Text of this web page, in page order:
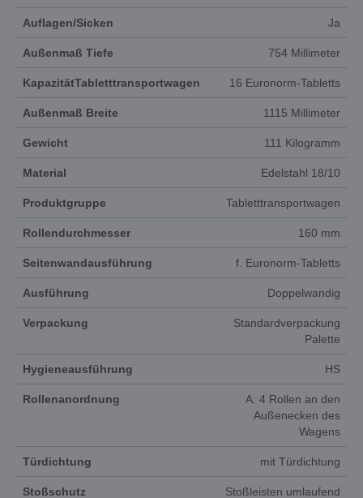
Auflagen/Sicken Ja
Außenmaß Tiefe 754 Millimeter
KapazitätTabletttransportwagen 16 Euronorm-Tabletts
Außenmaß Breite 1115 Millimeter
Gewicht 111 Kilogramm
Material Edelstahl 18/10
Produktgruppe Tabletttransportwagen
Rollendurchmesser 160 mm
Seitenwandausführung f. Euronorm-Tabletts
Ausführung Doppelwandig
Verpackung
Standardverpackung
Palette
Hygieneausführung HS
Rollenanordnung
A: 4 Rollen an den
Außenecken des
Wagens
Türdichtung mit Türdichtung
Stoßschutz Stoßleisten umlaufend